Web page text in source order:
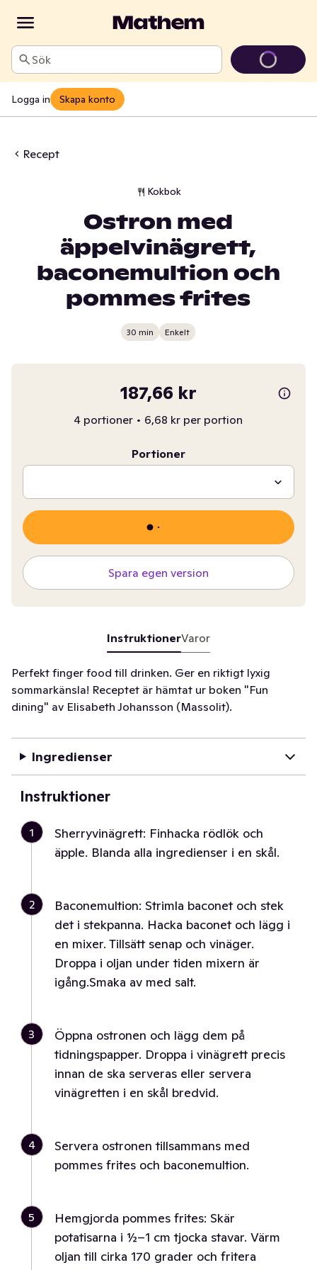
Sök
Logga in Skapa konto
Recept
Kokbok
Ostron med
äppelvinägrett,
baconemultion och
pommes frites
30 min Enkelt
187,66 kr
4 portioner • 6,68 kr per portion
Portioner
Spara egen version
InstruktionerVaror
Perfekt finger food till drinken. Ger en riktigt lyxig
sommarkänsla! Receptet är hämtat ur boken "Fun
dining" av Elisabeth Johansson (Massolit).
Ingredienser
Instruktioner
1
Sherryvinägrett: Finhacka rödlök och
äpple. Blanda alla ingredienser i en skål.
2
Baconemultion: Strimla baconet och stek
det i stekpanna. Hacka baconet och lägg i
en mixer. Tillsätt senap och vinäger.
Droppa i oljan under tiden mixern är
igång.Smaka av med salt.
3
Öppna ostronen och lägg dem på
tidningspapper. Droppa i vinägrett precis
innan de ska serveras eller servera
vinägretten i en skål bredvid.
4
Servera ostronen tillsammans med
pommes frites och baconemultion.
5
Hemgjorda pommes frites: Skär
potatisarna i ½–1 cm tjocka stavar. Värm
oljan till cirka 170 grader och fritera